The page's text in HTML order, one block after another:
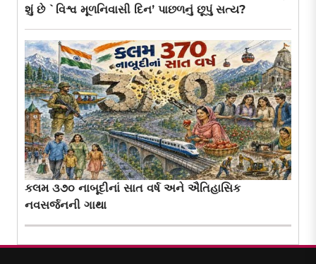
શું છે `વિશ્વ મૂળનિવાસી દિન’ પાછળનું છૂપું સત્ય?
કલમ ૩૭૦ નાબૂદીનાં સાત વર્ષ અને ઐતિહાસિક
નવસર્જનની ગાથા